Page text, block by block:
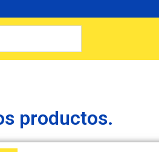
productos.